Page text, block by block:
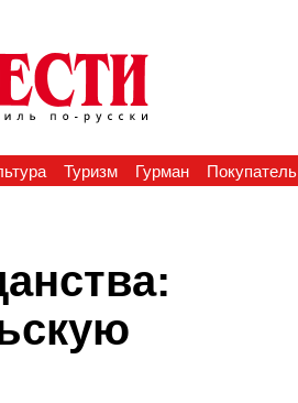
Туризм Гурман Покупатель